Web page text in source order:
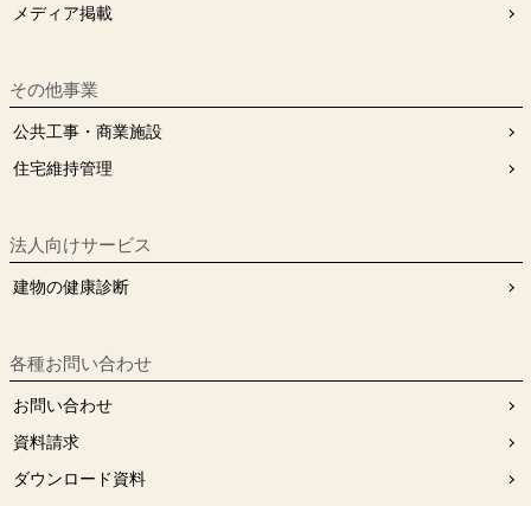
メディア掲載
その他事業
公共工事・商業施設
住宅維持管理
法人向けサービス
建物の健康診断
各種お問い合わせ
お問い合わせ
資料請求
ダウンロード資料